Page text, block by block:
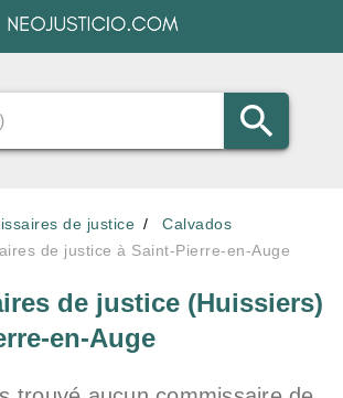
de justice
Calvados
de justice à Saint-Pierre-en-Auge
de justice (Huissiers)
en-Auge